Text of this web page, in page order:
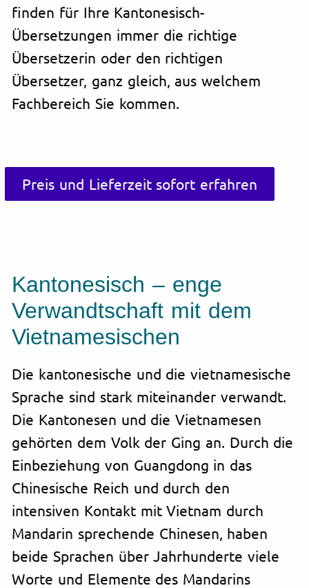
finden für Ihre Kantonesisch-
Übersetzungen immer die richtige
Übersetzerin oder den richtigen
Übersetzer, ganz gleich, aus welchem
Fachbereich Sie kommen.
Preis und Lieferzeit sofort erfahren
Kantonesisch – enge
Verwandtschaft mit dem
Vietnamesischen
Die kantonesische und die vietnamesische
Sprache sind stark miteinander verwandt.
Die Kantonesen und die Vietnamesen
gehörten dem Volk der Ging an. Durch die
Einbeziehung von Guangdong in das
Chinesische Reich und durch den
intensiven Kontakt mit Vietnam durch
Mandarin sprechende Chinesen, haben
beide Sprachen über Jahrhunderte viele
Worte und Elemente des Mandarins